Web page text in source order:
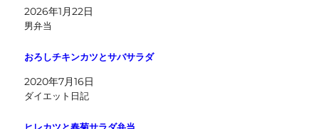
2026年1月22日
男弁当
おろしチキンカツとサバサラダ
2020年7月16日
ダイエット日記